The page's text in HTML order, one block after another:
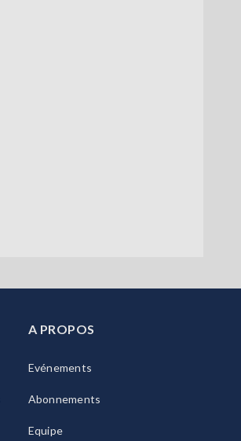
A PROPOS
Evénements
Abonnements
Equipe